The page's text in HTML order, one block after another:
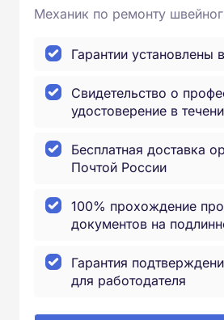
Механик по ремонту
Гарантии установлены
Свидетельство о
удостоверение в
Бесплатная доставка
Почтой России
100% прохождение
документов на
Гарантия
для работодателя